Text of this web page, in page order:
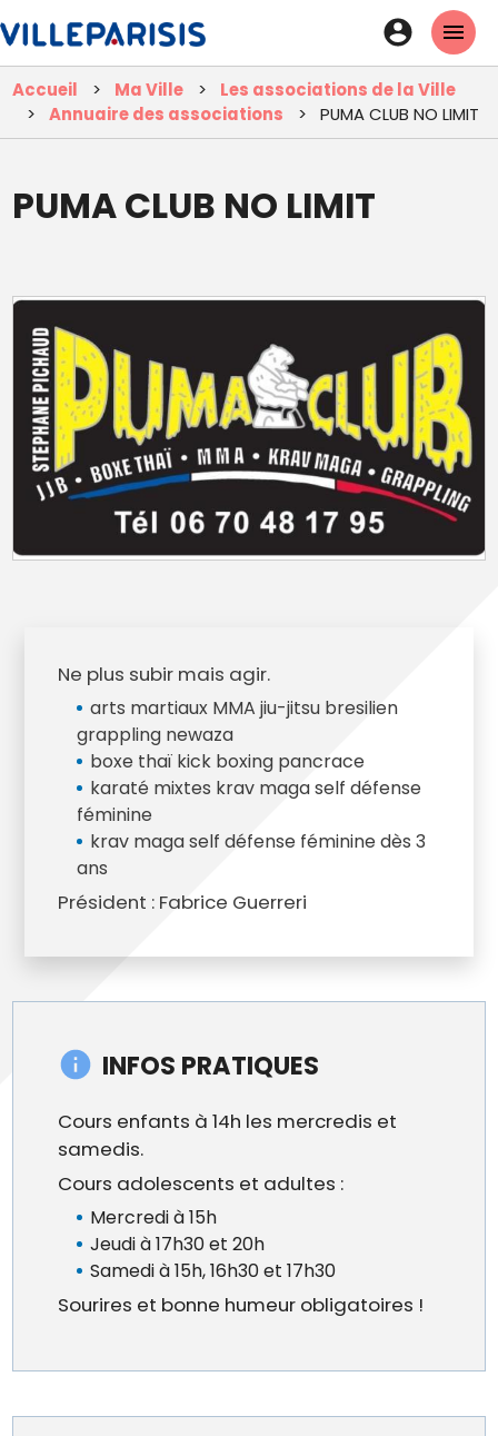
contenu
principal
En-
tête
-
Accueil Ma Ville
Les associations de la Ville
Annuaire des associations
PUMA CLUB NO LIMIT
PUMA CLUB NO LIMIT
Ne plus subir mais agir.
arts martiaux MMA jiu-jitsu bresilien
grappling newaza
boxe thaï kick boxing pancrace
karaté mixtes krav maga self défense
féminine
krav maga self défense féminine dès 3
ans
Président : Fabrice Guerreri
INFOS PRATIQUES
Cours enfants à 14h les mercredis et
samedis.
Cours adolescents et adultes :
Mercredi à 15h
Jeudi à 17h30 et 20h
Samedi à 15h, 16h30 et 17h30
Sourires et bonne humeur obligatoires !